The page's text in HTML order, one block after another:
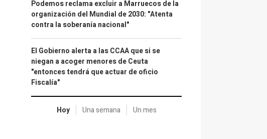
Podemos reclama excluir a Marruecos de la
organización del Mundial de 2030: "Atenta
contra la soberanía nacional"
El Gobierno alerta a las CCAA que si se
niegan a acoger menores de Ceuta
"entonces tendrá que actuar de oficio
Fiscalía"
Hoy Una semana Un mes